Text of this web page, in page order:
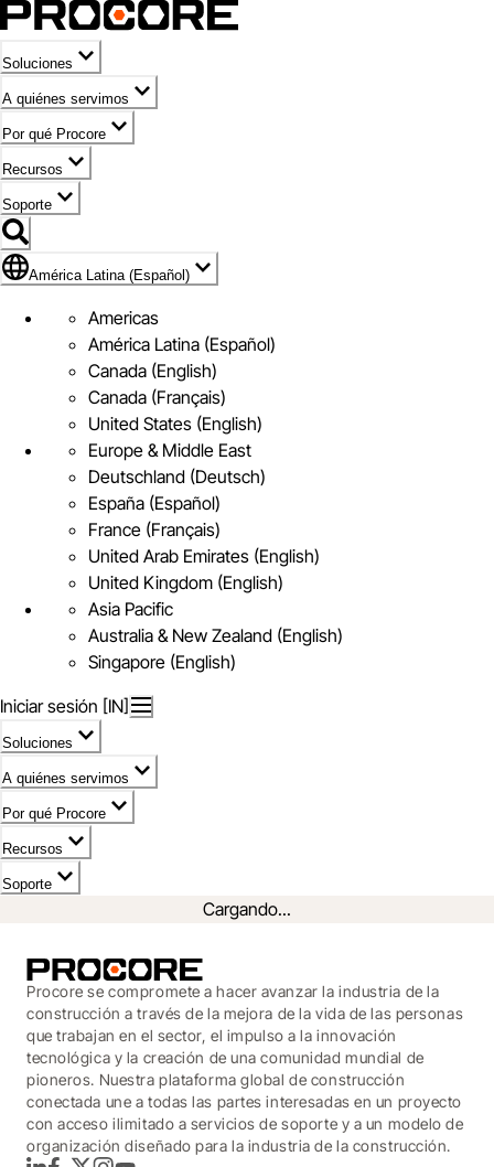
Soluciones
A quiénes servimos
Por qué Procore
Recursos
Soporte
Bandera de América Latina (Español)
América Latina (Español)
Americas
América Latina (Español)
Canada (English)
Canada (Français)
United States (English)
Europe & Middle East
Deutschland (Deutsch)
España (Español)
France (Français)
United Arab Emirates (English)
United Kingdom (English)
Asia Pacific
Australia & New Zealand (English)
Singapore (English)
Iniciar sesión [IN]
Soluciones
A quiénes servimos
Por qué Procore
Recursos
Soporte
Cargando...
Procore se compromete a hacer avanzar la industria de la
construcción a través de la mejora de la vida de las personas
que trabajan en el sector, el impulso a la innovación
tecnológica y la creación de una comunidad mundial de
pioneros. Nuestra plataforma global de construcción
conectada une a todas las partes interesadas en un proyecto
con acceso ilimitado a servicios de soporte y a un modelo de
organización diseñado para la industria de la construcción.